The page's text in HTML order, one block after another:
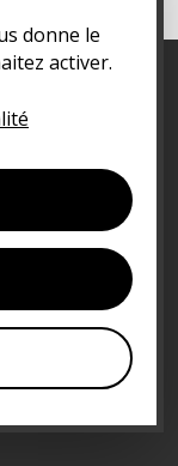
donne le
activer.